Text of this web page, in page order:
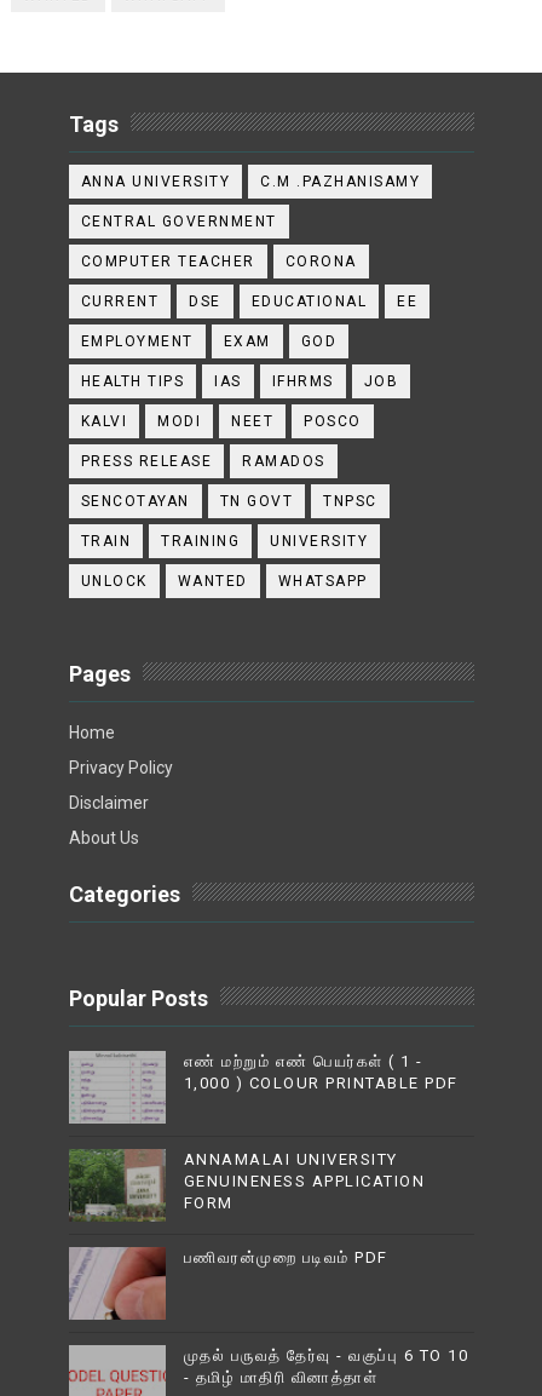
Tags
ANNA UNIVERSITY C.M .PAZHANISAMY
CENTRAL GOVERNMENT
COMPUTER TEACHER CORONA
CURRENT DSE EDUCATIONAL EE
EMPLOYMENT EXAM GOD
HEALTH TIPS IAS IFHRMS JOB
KALVI MODI NEET POSCO
PRESS RELEASE RAMADOS
SENCOTAYAN TN GOVT TNPSC
TRAIN TRAINING UNIVERSITY
UNLOCK WANTED WHATSAPP
Pages
Home
Privacy Policy
Disclaimer
About Us
Categories
Popular Posts
எண் மற்றும் எண் பெயர்கள் ( 1 -
1,000 ) COLOUR PRINTABLE PDF
ANNAMALAI UNIVERSITY
GENUINENESS APPLICATION
FORM
பணிவரன்முறை படிவம் PDF
முதல் பருவத் தேர்வு - வகுப்பு 6 TO 10
- தமிழ் மாதிரி வினாத்தாள்